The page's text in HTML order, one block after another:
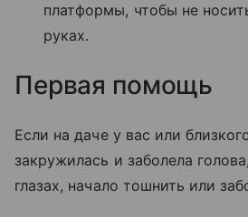
платформы, чтобы не
руках.
Первая помощь
Если на даче у вас или
закружилась и заболела
глазах, начало тошнить или